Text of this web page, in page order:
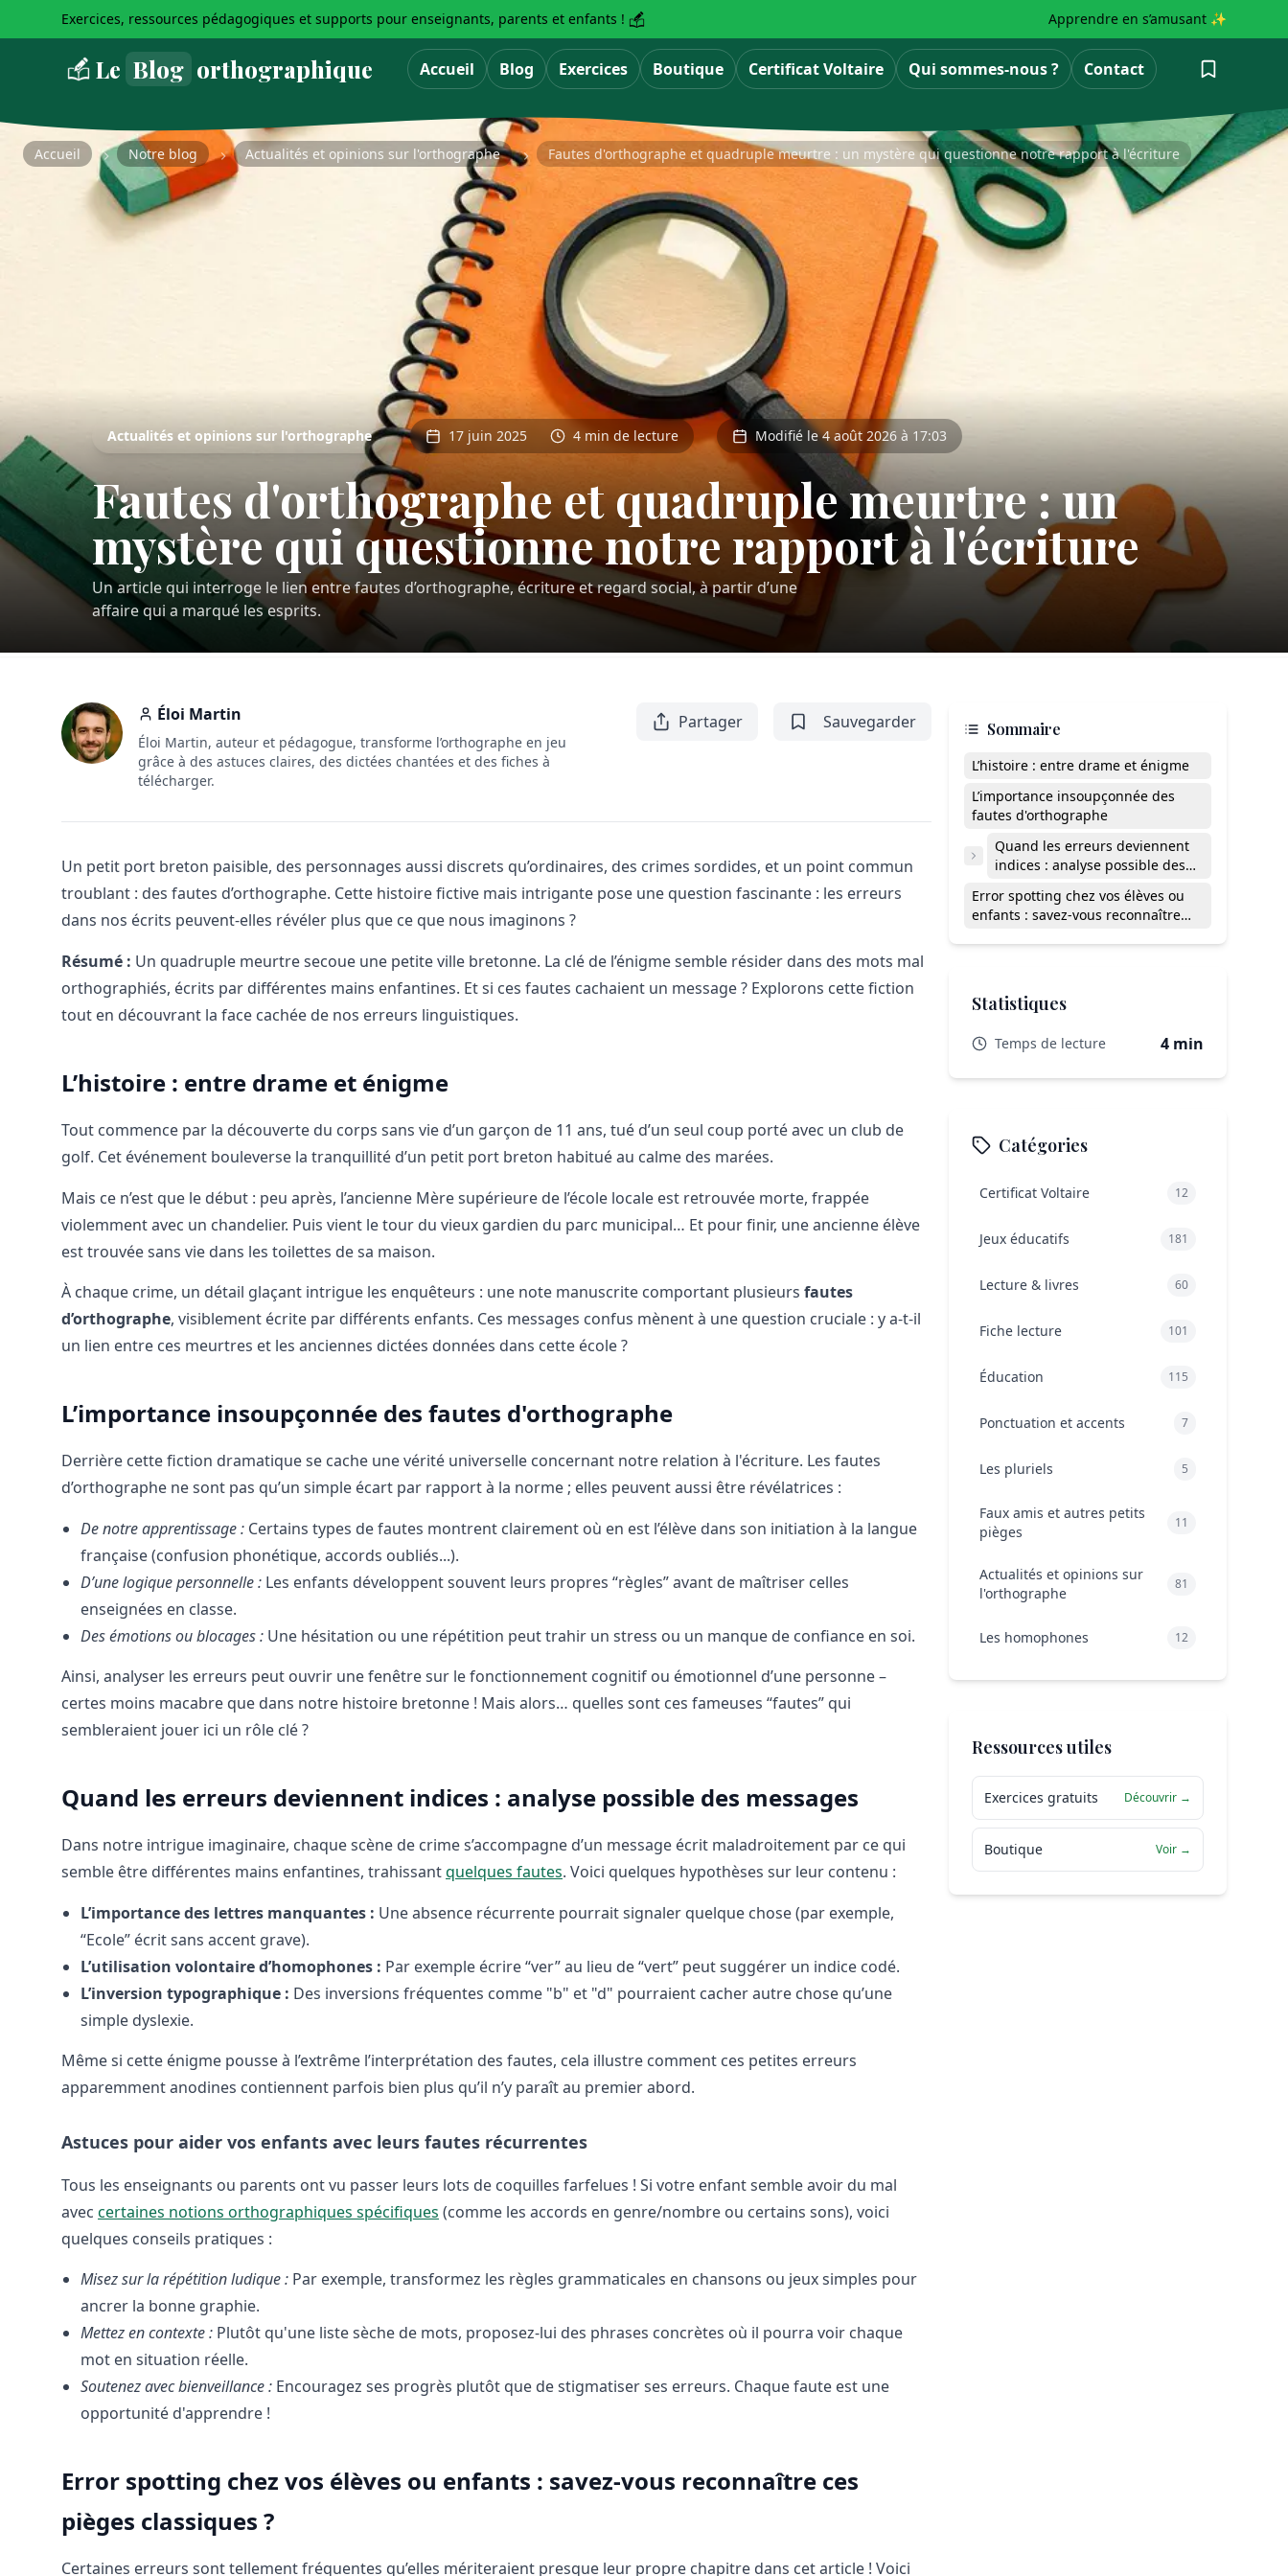
Exercices, ressources pédagogiques et supports pour enseignants, parents et enfants ! Apprendre en s’amusant ✨
Le Blog orthographique Accueil Blog Exercices Boutique Certificat Voltaire Qui sommes-nous ? Contact
Accueil Notre blog Actualités et opinions sur l'orthographe Fautes d'orthographe et quadruple meurtre : un mystère qui questionne notre rapport à l'écriture
Actualités et opinions sur l'orthographe 17 juin 2025 4 min de lecture Modifié le 4 août 2026 à 17:03
Fautes d'orthographe et quadruple meurtre : un
mystère qui questionne notre rapport à l'écriture
Un article qui interroge le lien entre fautes d’orthographe, écriture et regard social, à partir d’une
affaire qui a marqué les esprits.
Éloi Martin
Éloi Martin, auteur et pédagogue, transforme l’orthographe en jeu
grâce à des astuces claires, des dictées chantées et des fiches à
télécharger.
Partager Sauvegarder
Un petit port breton paisible, des personnages aussi discrets qu’ordinaires, des crimes sordides, et un point commun
troublant : des fautes d’orthographe. Cette histoire fictive mais intrigante pose une question fascinante : les erreurs
dans nos écrits peuvent-elles révéler plus que ce que nous imaginons ?
Résumé : Un quadruple meurtre secoue une petite ville bretonne. La clé de l’énigme semble résider dans des mots mal
orthographiés, écrits par différentes mains enfantines. Et si ces fautes cachaient un message ? Explorons cette fiction
tout en découvrant la face cachée de nos erreurs linguistiques.
L’histoire : entre drame et énigme
Tout commence par la découverte du corps sans vie d’un garçon de 11 ans, tué d’un seul coup porté avec un club de
golf. Cet événement bouleverse la tranquillité d’un petit port breton habitué au calme des marées.
Mais ce n’est que le début : peu après, l’ancienne Mère supérieure de l’école locale est retrouvée morte, frappée
violemment avec un chandelier. Puis vient le tour du vieux gardien du parc municipal… Et pour finir, une ancienne élève
est trouvée sans vie dans les toilettes de sa maison.
À chaque crime, un détail glaçant intrigue les enquêteurs : une note manuscrite comportant plusieurs fautes
d’orthographe, visiblement écrite par différents enfants. Ces messages confus mènent à une question cruciale : y a-t-il
un lien entre ces meurtres et les anciennes dictées données dans cette école ?
L’importance insoupçonnée des fautes d'orthographe
Derrière cette fiction dramatique se cache une vérité universelle concernant notre relation à l'écriture. Les fautes
d’orthographe ne sont pas qu’un simple écart par rapport à la norme ; elles peuvent aussi être révélatrices :
De notre apprentissage : Certains types de fautes montrent clairement où en est l’élève dans son initiation à la langue
française (confusion phonétique, accords oubliés...).
D’une logique personnelle : Les enfants développent souvent leurs propres “règles” avant de maîtriser celles
enseignées en classe.
Des émotions ou blocages : Une hésitation ou une répétition peut trahir un stress ou un manque de confiance en soi.
Ainsi, analyser les erreurs peut ouvrir une fenêtre sur le fonctionnement cognitif ou émotionnel d’une personne –
certes moins macabre que dans notre histoire bretonne ! Mais alors… quelles sont ces fameuses “fautes” qui
sembleraient jouer ici un rôle clé ?
Quand les erreurs deviennent indices : analyse possible des messages
Dans notre intrigue imaginaire, chaque scène de crime s’accompagne d’un message écrit maladroitement par ce qui
semble être différentes mains enfantines, trahissantquelques fautes. Voici quelques hypothèses sur leur contenu :
L’importance des lettres manquantes : Une absence récurrente pourrait signaler quelque chose (par exemple,
“Ecole” écrit sans accent grave).
L’utilisation volontaire d’homophones : Par exemple écrire “ver” au lieu de “vert” peut suggérer un indice codé.
L’inversion typographique : Des inversions fréquentes comme "b" et "d" pourraient cacher autre chose qu’une
simple dyslexie.
Même si cette énigme pousse à l’extrême l’interprétation des fautes, cela illustre comment ces petites erreurs
apparemment anodines contiennent parfois bien plus qu’il n’y paraît au premier abord.
Astuces pour aider vos enfants avec leurs fautes récurrentes
Tous les enseignants ou parents ont vu passer leurs lots de coquilles farfelues ! Si votre enfant semble avoir du mal
avec certaines notions orthographiques spécifiques (comme les accords en genre/nombre ou certains sons), voici
quelques conseils pratiques :
Misez sur la répétition ludique : Par exemple, transformez les règles grammaticales en chansons ou jeux simples pour
ancrer la bonne graphie.
Mettez en contexte : Plutôt qu'une liste sèche de mots, proposez-lui des phrases concrètes où il pourra voir chaque
mot en situation réelle.
Soutenez avec bienveillance : Encouragez ses progrès plutôt que de stigmatiser ses erreurs. Chaque faute est une
opportunité d'apprendre !
Error spotting chez vos élèves ou enfants : savez-vous reconnaître ces
pièges classiques ?
Certaines erreurs sont tellement fréquentes qu’elles mériteraient presque leur propre chapitre dans cet article ! Voici
Sommaire
L’histoire : entre drame et énigme
L’importance insoupçonnée des
fautes d'orthographe
Quand les erreurs deviennent
indices : analyse possible des
Error spotting chez vos élèves ou
enfants : savez-vous reconnaître
Statistiques
Temps de lecture 4 min
Catégories
Certificat Voltaire 12
Jeux éducatifs 181
Lecture & livres 60
Fiche lecture 101
Éducation 115
Ponctuation et accents 7
Les pluriels 5
Faux amis et autres petits
pièges
11
Actualités et opinions sur
l'orthographe
81
Les homophones 12
Ressources utiles
Exercices gratuits Découvrir →
Boutique Voir →